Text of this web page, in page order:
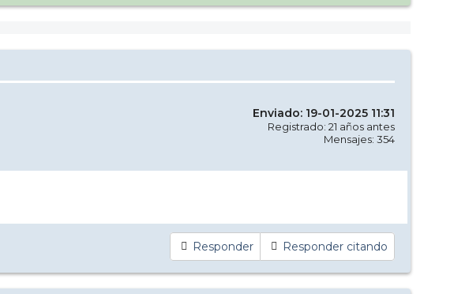
Enviado: 19-01-2025 11:31
Registrado: 21 años antes
Mensajes: 354
Responder Responder citando